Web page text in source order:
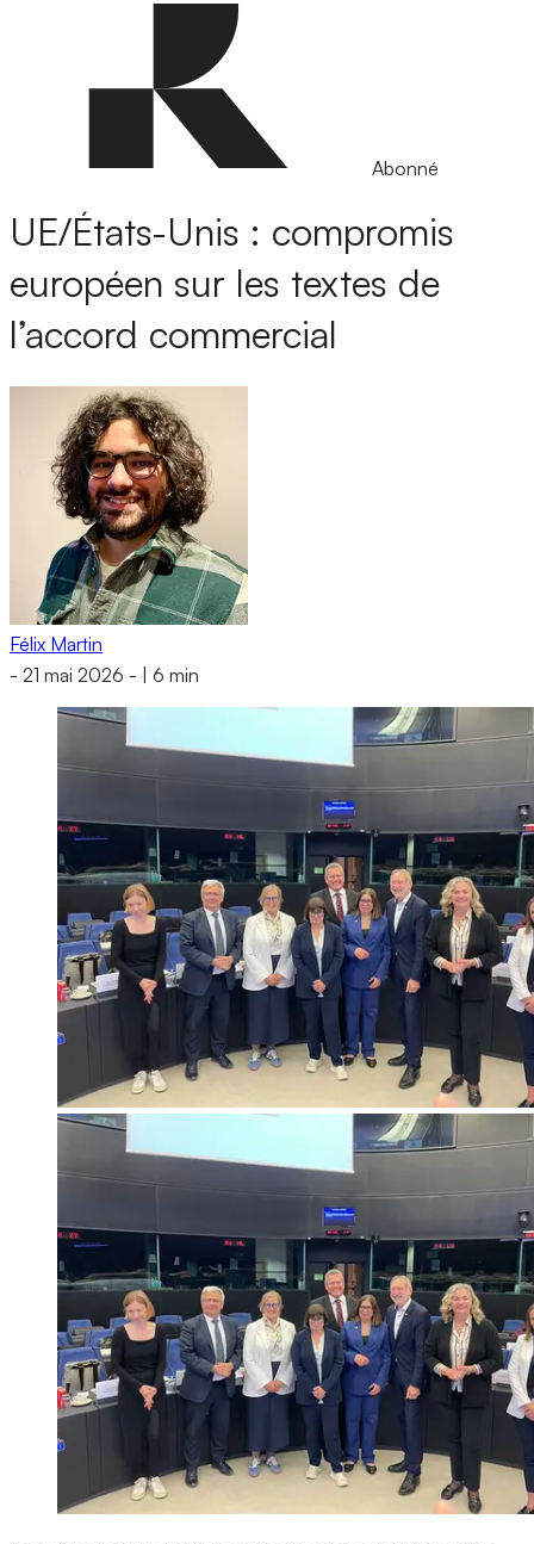
Abonné
UE/États-Unis : compromis
européen sur les textes de
l’accord commercial
Félix Martin
- 21 mai 2026 - 6 min